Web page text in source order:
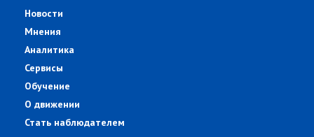
Новости
Мнения
Аналитика
Сервисы
Обучение
О движении
Стать наблюдателем